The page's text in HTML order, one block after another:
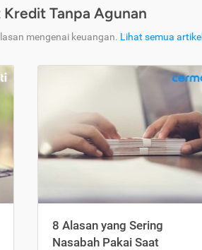
Tanpa Agunan
mengenai keuangan. Lihat semua artikel
8 Alasan yang Sering
Nasabah Pakai Saat